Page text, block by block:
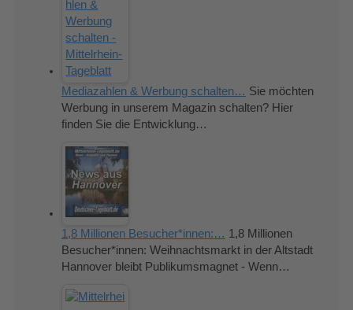
Mediazahlen & Werbung schalten… Sie möchten
Werbung in unserem Magazin schalten? Hier
finden Sie die Entwicklung…
1,8 Millionen Besucher*innen:… 1,8 Millionen
Besucher*innen: Weihnachtsmarkt in der Altstadt
Hannover bleibt Publikumsmagnet - Wenn…